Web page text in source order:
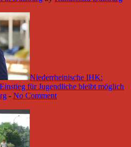
Niederrheinische IHK:
für Jugendliche bleibt möglich
- No Comment